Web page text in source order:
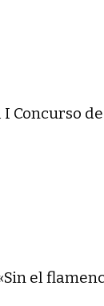
Concurso
el